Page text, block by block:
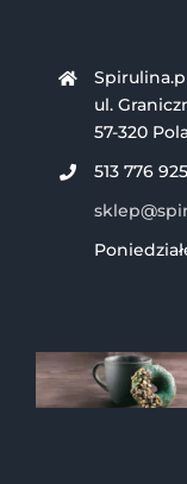
ul.
57-320
513 776 925